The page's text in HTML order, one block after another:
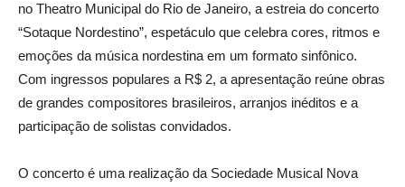
no Theatro Municipal do Rio de Janeiro, a estreia do concerto
“Sotaque Nordestino”, espetáculo que celebra cores, ritmos e
emoções da música nordestina em um formato sinfônico.
Com ingressos populares a R$ 2, a apresentação reúne obras
de grandes compositores brasileiros, arranjos inéditos e a
participação de solistas convidados.
O concerto é uma realização da Sociedade Musical Nova